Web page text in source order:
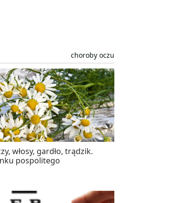
choroby oczu
włosy, gardło, trądzik.
pospolitego